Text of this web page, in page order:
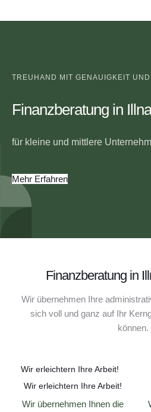
TREUHAND MIT GENAUIGKEIT
Finanzberatung in
für kleine und mittlere
Mehr Erfahren
Finanzberatung in
Wir übernehmen Ihre
sich voll und ganz auf Ihr
können.
Wir erleichtern Ihre Arbeit!
Wir erleichtern Ihre Arbeit!
Wir übernehmen Ihnen die